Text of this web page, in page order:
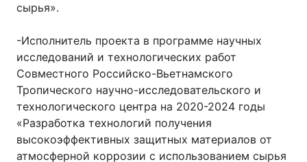
сырья».
-Исполнитель проекта в программе научных
исследований и технологических работ
Совместного Российско-Вьетнамского
Тропического научно-исследовательского и
технологического центра на 2020-2024 годы
«Разработка технологий получения
высокоэффективных защитных материалов от
атмосферной коррозии с использованием сырья